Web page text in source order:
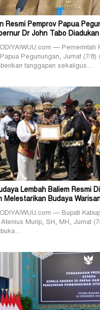
Resmi Pemprov Papua
Dr John Tabo Diadukan
— Pemerintah
Pegunungan, Jumat (7/8)
tanggapan sekaligus…
Lembah Baliem Resmi
Melestarikan Budaya
— Bupati
Murip, SH, MH, Jumat